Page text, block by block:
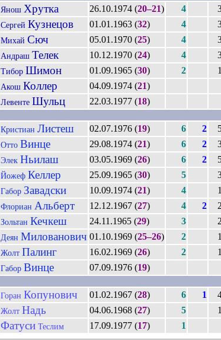
Янош Хрутка 26.10.1974 (20–21) 4
Сергей Кузнецов 01.01.1963 (32) 4
Михай Сюч 05.01.1970 (25) 4
Андраш Телек 10.12.1970 (24) 4
Тибор Шимон 01.09.1965 (30) 2
Акош Коллер 04.09.1974 (21)
Левенте Шульц 22.03.1977 (18)
Кристиан Листеш 02.07.1976 (19) 6 2
Отто Винце 29.08.1974 (21) 6 2
Элек Ньилаш 03.05.1969 (26) 6 2
Йожеф Келлер 25.09.1965 (30) 5
Габор Завадски 10.09.1974 (21) 4
Флориан Альберт 12.12.1967 (27) 4 2
Зольтан Кечкеш 24.11.1965 (29) 3
Деян Милованович 01.10.1969 (25–26) 2
Жолт Палинг 16.02.1969 (26) 2
Габор Винце 07.09.1976 (19)
Горан Копунович 01.02.1967 (28) 6 1
Жолт Надь 04.06.1968 (27) 5
Фатуси Теслим 17.09.1977 (17) 1